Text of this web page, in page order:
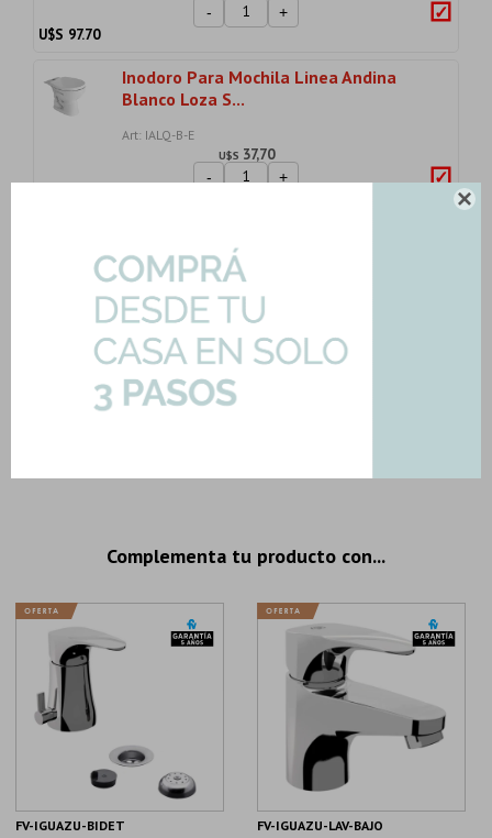

- +
U$S 97.70
Inodoro Para Mochila Linea Andina
Blanco Loza S...
Art: IALQ-B-E
U$S 37,70
- +
Bañera Linea I...
Art: FV-IGUAZU-MEZC-DUCHA
U$S 118,36
- +
118.36
Importe total:USD 383.56
Complementa tu producto con...
FV-IGUAZU-BIDET FV-IGUAZU-LAV-BAJO